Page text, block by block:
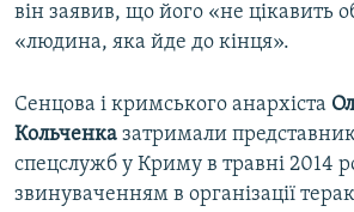
він заявив, що його «не цікавить
«людина, яка йде до кінця».
Сенцова і кримського анархіста
Кольченка затримали
спецслужб у Криму в травні 2014
звинуваченням в організації